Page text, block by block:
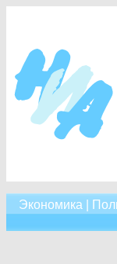
Экономика